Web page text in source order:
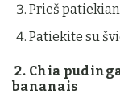
Prieš
Patiekite su
2. Chia
bananais